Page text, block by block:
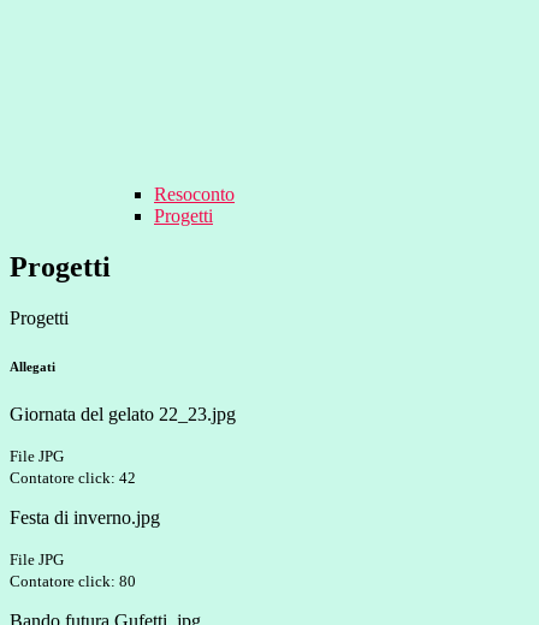
Resoconto
Progetti
Progetti
Progetti
Allegati
Giornata del gelato 22_23.jpg
File JPG
Contatore click: 42
Festa di inverno.jpg
File JPG
Contatore click: 80
Bando futura Gufetti .jpg